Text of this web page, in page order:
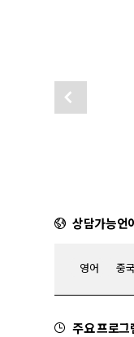
상담가능언
영어 중
주요 프로그